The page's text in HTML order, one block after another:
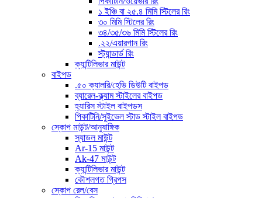
১ ইঞ্চি বা ২৫.৪ মিমি স্টিলের রিং
৩০ মিমি স্টিলের রিং
৩৪/৩৫/৩৬ মিমি স্টিলের রিং
.২২/এয়ারগান রিং
স্ট্যান্ডার্ড রিং
ক্যান্টিলিভার মাউন্ট
বাইপড
.৫০ ক্যালরি/হেভি ডিউটি ​​বাইপড
ব্যারেল-ক্ল্যাম স্টাইলের বাইপড
হ্যারিস স্টাইল বাইপডস
পিকাটিনি/সুইভেল স্টাড স্টাইল বাইপড
স্কোপ মাউন্ট/আনুষাঙ্গিক
স্যাডল মাউন্ট
Ar-15 মাউন্ট
Ak-47 মাউন্ট
ক্যান্টিলিভার মাউন্ট
কৌশলগত গ্রিপস
স্কোপ রেল/বেস